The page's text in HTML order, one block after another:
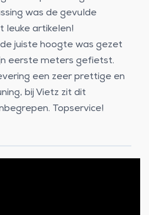
was de gevulde
leuke artikelen!
juiste hoogte was gezet
eerste meters gefietst.
een zeer prettige en
bij Vietz zit dit
Topservice!